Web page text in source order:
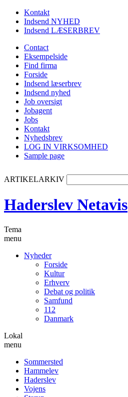
Kontakt
Indsend NYHED
Indsend LÆSERBREV
Contact
Eksempelside
Find firma
Forside
Indsend læserbrev
Indsend nyhed
Job oversigt
Jobagent
Jobs
Kontakt
Nyhedsbrev
LOG IN VIRKSOMHED
Sample page
ARTIKELARKIV
Haderslev Netavis
Tema
menu
Nyheder
Forside
Kultur
Erhverv
Debat og politik
Samfund
112
Danmark
Lokal
menu
Sommersted
Hammelev
Haderslev
Vojens